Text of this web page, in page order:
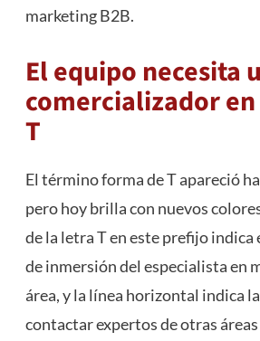
marketing B2B.
El equipo necesita
comercializador
T
El término forma de T apareció
pero hoy brilla con nuevos
de la letra T en este prefijo
de inmersión del especialista en
área, y la línea horizontal indica
contactar expertos de otras